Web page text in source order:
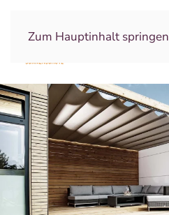
Zum Hauptinhalt springen